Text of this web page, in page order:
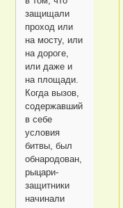
защищали
проход или
на мосту, или
на дороге,
или даже и
на площади.
Когда вызов,
содержавший
в себе
условия
битвы, был
обнародован,
рыцари-
защитники
начинали